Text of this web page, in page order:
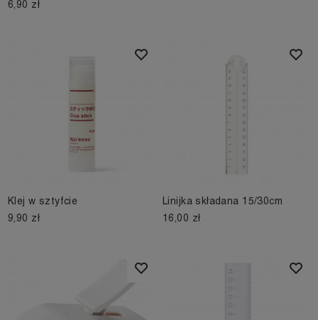
6,90 zł
Klej w sztyfcie
9,90 zł
Linijka składana 15/30cm
16,00 zł